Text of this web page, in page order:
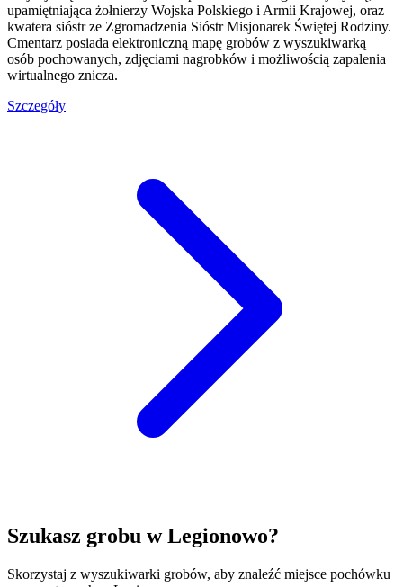
upamiętniająca żołnierzy Wojska Polskiego i Armii Krajowej, oraz
kwatera sióstr ze Zgromadzenia Sióstr Misjonarek Świętej Rodziny.
Cmentarz posiada elektroniczną mapę grobów z wyszukiwarką
osób pochowanych, zdjęciami nagrobków i możliwością zapalenia
wirtualnego znicza.
Szczegóły
Szukasz grobu w Legionowo?
Skorzystaj z wyszukiwarki grobów, aby znaleźć miejsce pochówku